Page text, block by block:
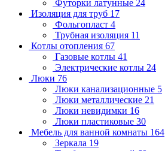
Футорки латунные 24
Изоляция для труб 17
Фольгопласт 4
Трубная изоляция 11
Котлы отопления 67
Газовые котлы 41
Электрические котлы 24
Люки 76
Люки канализационные 5
Люки металлические 21
Люки невидимки 16
Люки пластиковые 30
Мебель для ванной комнаты 164
Зеркала 19